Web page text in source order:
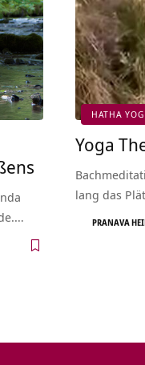
HATHA
Yoga
lang das
PRANAVA